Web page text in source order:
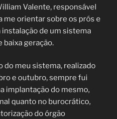
Valente, responsável
me orientar sobre os prós e
de um sistema
geração.
do meu sistema, realizado
e outubro, sempre fui
implantação do mesmo,
quanto no burocrático,
do órgão